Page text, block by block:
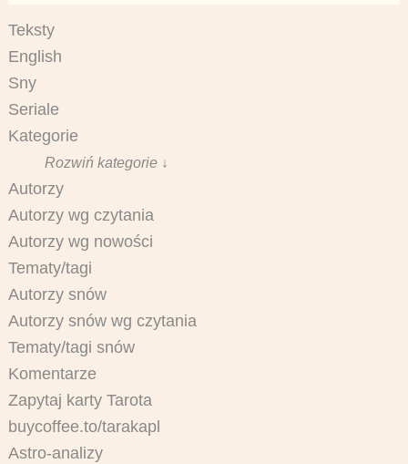
Teksty
English
Sny
Seriale
Kategorie
Rozwiń kategorie ↓
Autorzy
Autorzy wg czytania
Autorzy wg nowości
Tematy/tagi
Autorzy snów
Autorzy snów wg czytania
Tematy/tagi snów
Komentarze
Zapytaj karty Tarota
buycoffee.to/tarakapl
Astro-analizy